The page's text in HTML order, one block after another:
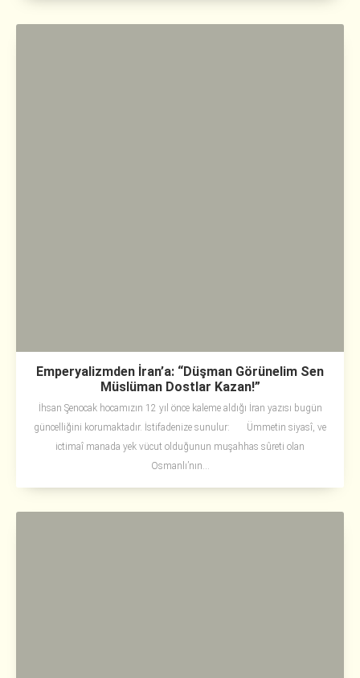
Emperyalizmden İran’a: “Düşman Görünelim Sen
Müslüman Dostlar Kazan!”
İhsan Şenocak hocamızın 12 yıl önce kaleme aldığı İran yazısı bugün
güncelliğini korumaktadır. İstifadenize sunulur: Ümmetin siyasî, ve
ictimaî manada yek vücut olduğunun muşahhas sûreti olan
Osmanlı’nın...